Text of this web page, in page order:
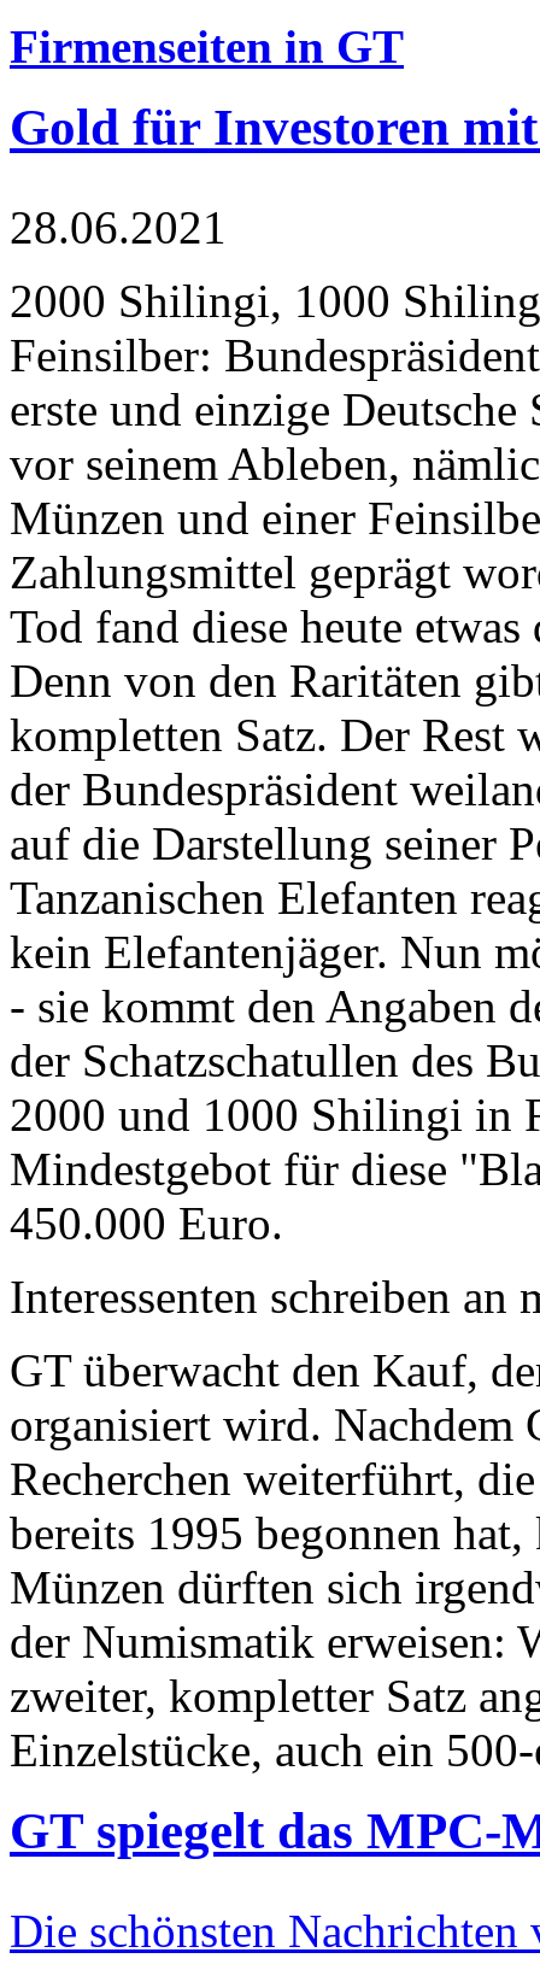
Firmenseiten in GT
Gold für Investoren
28.06.2021
2000 Shilingi, 1000
Feinsilber:
erste und einzige Deutsche
vor seinem Ableben,
Münzen und einer
Zahlungsmittel geprägt
Tod fand diese heute
Denn von den Raritäten
kompletten Satz. Der Rest
der Bundespräsident
auf die Darstellung seiner
Tanzanischen Elefanten
kein Elefantenjäger. Nun
- sie kommt den Angaben
der Schatzschatullen des
2000 und 1000 Shilingi in
Mindestgebot für diese
450.000 Euro.
Interessenten schreiben
GT überwacht den Kauf,
organisiert wird. Nachdem
Recherchen weiterführt,
bereits 1995 begonnen
Münzen dürften sich
der Numismatik erweisen:
zweiter, kompletter Satz
Einzelstücke, auch ein
GT spiegelt das MPC-
Die schönsten Nachrichten